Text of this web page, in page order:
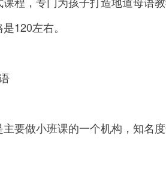
120左右。
做小班课的一个机构，知名度